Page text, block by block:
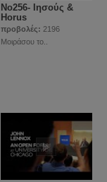
No256- Ιησούς &
Horus
προβολές: 2196
Μοιράσου το..